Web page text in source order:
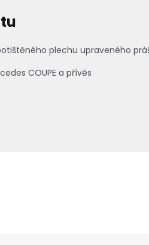
plechu upraveného
COUPE a přívěs